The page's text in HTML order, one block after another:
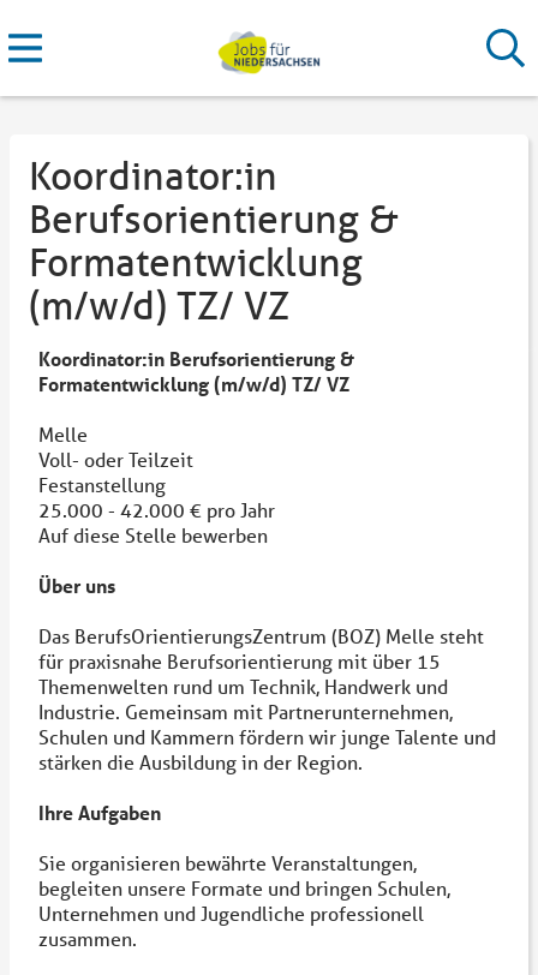
Koordinator:in
Berufsorientierung &
Formatentwicklung
(m/w/d) TZ/ VZ
Koordinator:in Berufsorientierung &
Formatentwicklung (m/w/d) TZ/ VZ
Melle
Voll- oder Teilzeit
Festanstellung
25.000 - 42.000 € pro Jahr
Auf diese Stelle bewerben
Über uns
Das BerufsOrientierungsZentrum (BOZ) Melle steht
für praxisnahe Berufsorientierung mit über 15
Themenwelten rund um Technik, Handwerk und
Industrie. Gemeinsam mit Partnerunternehmen,
Schulen und Kammern fördern wir junge Talente und
stärken die Ausbildung in der Region.
Ihre Aufgaben
Sie organisieren bewährte Veranstaltungen,
begleiten unsere Formate und bringen Schulen,
Unternehmen und Jugendliche professionell
zusammen.